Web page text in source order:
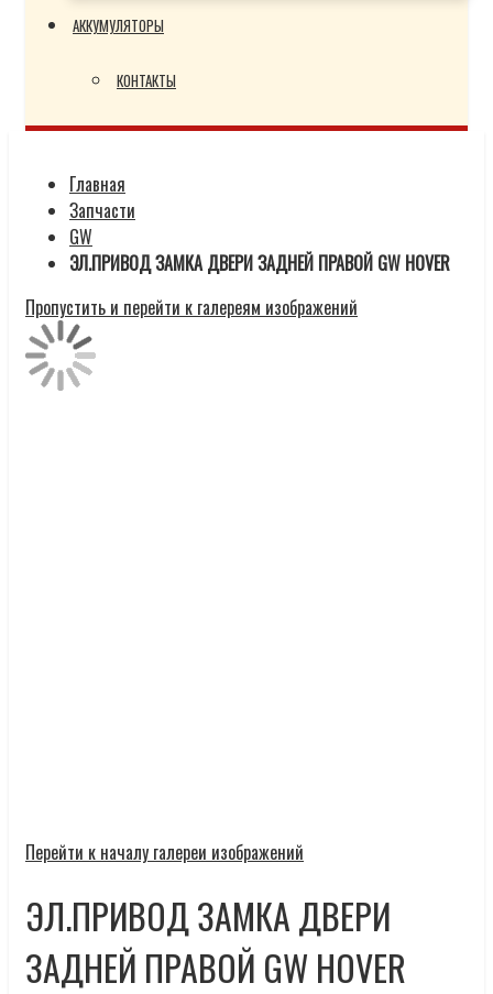
АККУМУЛЯТОРЫ
КОНТАКТЫ
Главная
Запчасти
GW
ЭЛ.ПРИВОД ЗАМКА ДВЕРИ ЗАДНЕЙ ПРАВОЙ GW HOVER
Пропустить и перейти к галереям изображений
Перейти к началу галереи изображений
ЭЛ.ПРИВОД ЗАМКА ДВЕРИ
ЗАДНЕЙ ПРАВОЙ GW HOVER